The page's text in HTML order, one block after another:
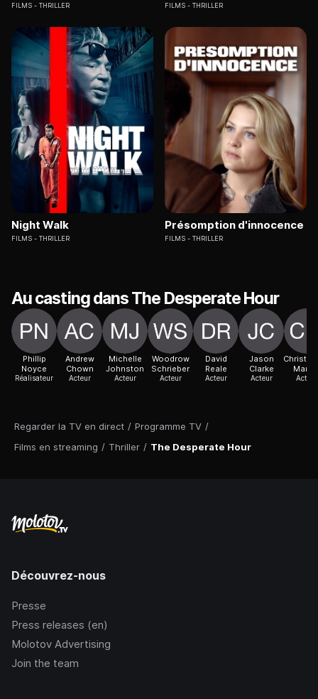
Regarder la TV en direct / Programme TV /
Films en streaming / Thriller / The Desperate Hour
FILMS THRILLER FILMS THRILLER
Night Walk
FILMS THRILLER
Présomption d'innocence
FILMS THRILLER
Au casting dans The Desperate Hour
Phillip
Noyce
Réalisateur
Andrew
Chown
Acteur
Michelle
Johnston
Acteur
Woodrow
Schrieber
Acteur
David
Reale
Acteur
Jason
Clarke
Acteur Acteur
Découvrez-nous
Presse
Press releases (en)
Molotov Advertising
Join the team